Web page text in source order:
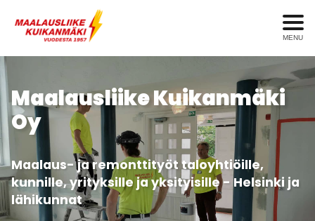
MENU
Maalausliike Kuikanmäki
Oy
Maalaus- ja remonttityöt taloyhtiöille,
kunnille, yrityksille ja yksityisille - Helsinki ja
lähikunnat